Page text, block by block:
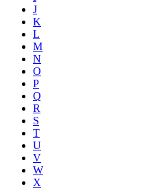
J
K
L
M
N
O
P
Q
R
S
T
U
V
W
X